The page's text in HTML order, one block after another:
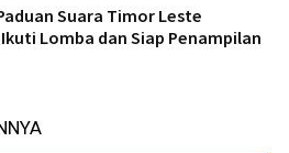
Suara Timor Leste
Lomba dan Siap Penampilan